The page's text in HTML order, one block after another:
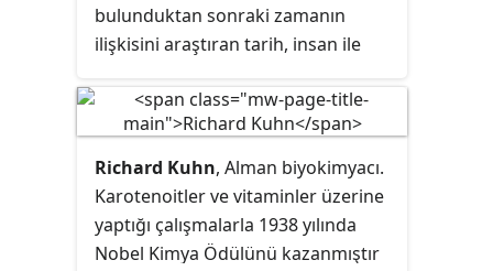
bulunduktan sonraki zamanın
ilişkisini araştıran tarih, insan ile
araştıran coğrafya, insanların
oluşturduğu toplumu araştıran
sosyoloji gibi bilim dalları sosyal
bilimlere örnek olarak gösterilebilir.
Türkiye'de zaman zamansözel
bilimlerolarak da anılırlar. Sosyal
Richard Kuhn, Alman biyokimyacı.
Karotenoitler ve vitaminler üzerine
yaptığı çalışmalarla 1938 yılında
Nobel Kimya Ödülünü kazanmıştır